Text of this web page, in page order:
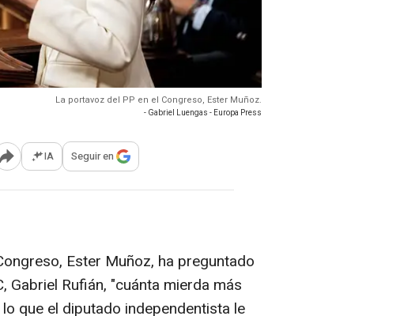
La portavoz del PP en el Congreso, Ester Muñoz.
- Gabriel Luengas - Europa Press
Abrir opciones para compartir
IA Seguir en
Ester Muñoz, ha preguntado
Gabriel Rufián, "cuánta mierda más
que el diputado independentista le